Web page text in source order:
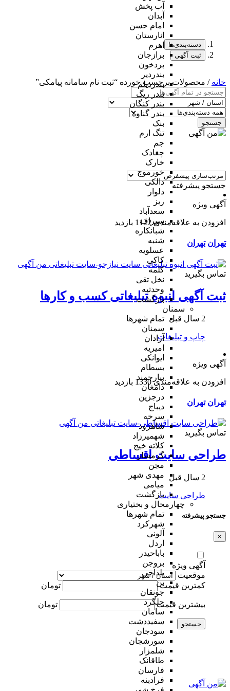
آب پخش
آبدان
امام حسن
انارستان
اهرم
برازجان
بردخون
بندردیر
بندردیلم
بندر ریگ
بندر کنگان
بندر گناوه
بنک
تنگ ارم
جم
چغادک
خارک
خورموج
دالکی
دلوار
ریز
سعدآباد
سیراف
شبانکاره
شنبه
عسلویه
کاکی
کلمه
نخل تقی
وحدتیه
بازگشت
سمنان
تمام شهر‌ها
سمنان
آرادان
امیریه
ایوانکی
بسطام
بیارجمند
دامغان
درجزین
دیباج
سرخه
شاهرود
شهمیرزاد
کلاته خیج
گرمسار
مجن
مهدی شهر
میامی
بازگشت
چهارمحال و بختیاری
تمام شهر‌ها
شهرکرد
آلونی
اردل
باباحیدر
بروجن
بلداجی
بن
جونقان
چلگرد
سامان
سفیددشت
سودجان
سورشجان
شلمزار
طاقانک
فارسان
فرادبنه
دسته‌بندی‌ها
ثبت آگهی
خانه / محصولات برچسب خورده “ثبت نام سامانه پیامکی”
جستجو
جستجو پیشرفته
آگهی ویژه
افزودن به علاقه‌مندی 1122 بازدید
تهران تهران
تماس بگیرید
ثبت آگهی انبوه تبلیغاتی کسب و کارها
2 سال قبل
چاپ و تبلیغات
آگهی ویژه
افزودن به علاقه‌مندی 1330 بازدید
تهران تهران
تماس بگیرید
طراحی سایت اقساطی
2 سال قبل
طراحی سایت
جستجو پیشرفته
×
آگهی ویژه
موقعیت
کمترین قیمت
تومان
بیشترین قیمت تومان
جستجو